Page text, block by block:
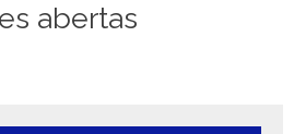
abertas